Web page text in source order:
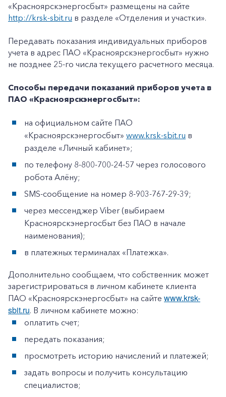
«Красноярскэнергосбыт» размещены на сайте
http://krsk-sbit.ru в разделе «Отделения и участки».
Передавать показания индивидуальных приборов
учета в адрес ПАО «Красноярскэнергосбыт» нужно
не позднее 25-го числа текущего расчетного месяца.
Способы передачи показаний приборов учета в
ПАО «Красноярскэнергосбыт»:
на официальном сайте ПАО
«Красноярскэнергосбыт» www.krsk-sbit.ru в
разделе «Личный кабинет»;
по телефону 8-800-700-24-57 через голосового
робота Алёну;
SMS-сообщение на номер 8-903-767-29-39;
через мессенджер Viber (выбираем
Красноярскэнергосбыт без ПАО в начале
наименования);
в платежных терминалах «Платежка».
Дополнительно сообщаем, что собственник может
зарегистрироваться в личном кабинете клиента
ПАО «Красноярскэнергосбыт» на сайте www.krsk-
sbit.ru. В личном кабинете можно:
оплатить счет;
передать показания;
просмотреть историю начислений и платежей;
задать вопросы и получить консультацию
специалистов;